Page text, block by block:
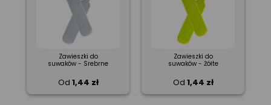
Zawieszki do
suwaków - Srebrne
Od 1,44 zł
Zawieszki do
suwaków - Żółte
Od 1,44 zł